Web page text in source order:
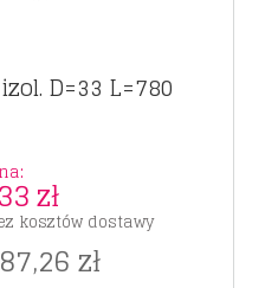
D=33 L=780
zł
kosztów dostawy
87,26 zł